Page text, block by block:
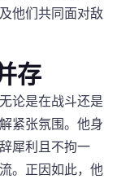
他们共同面对敌
存
论是在战斗还是
紧张氛围。他身
犀利且不拘一
。正因如此，他